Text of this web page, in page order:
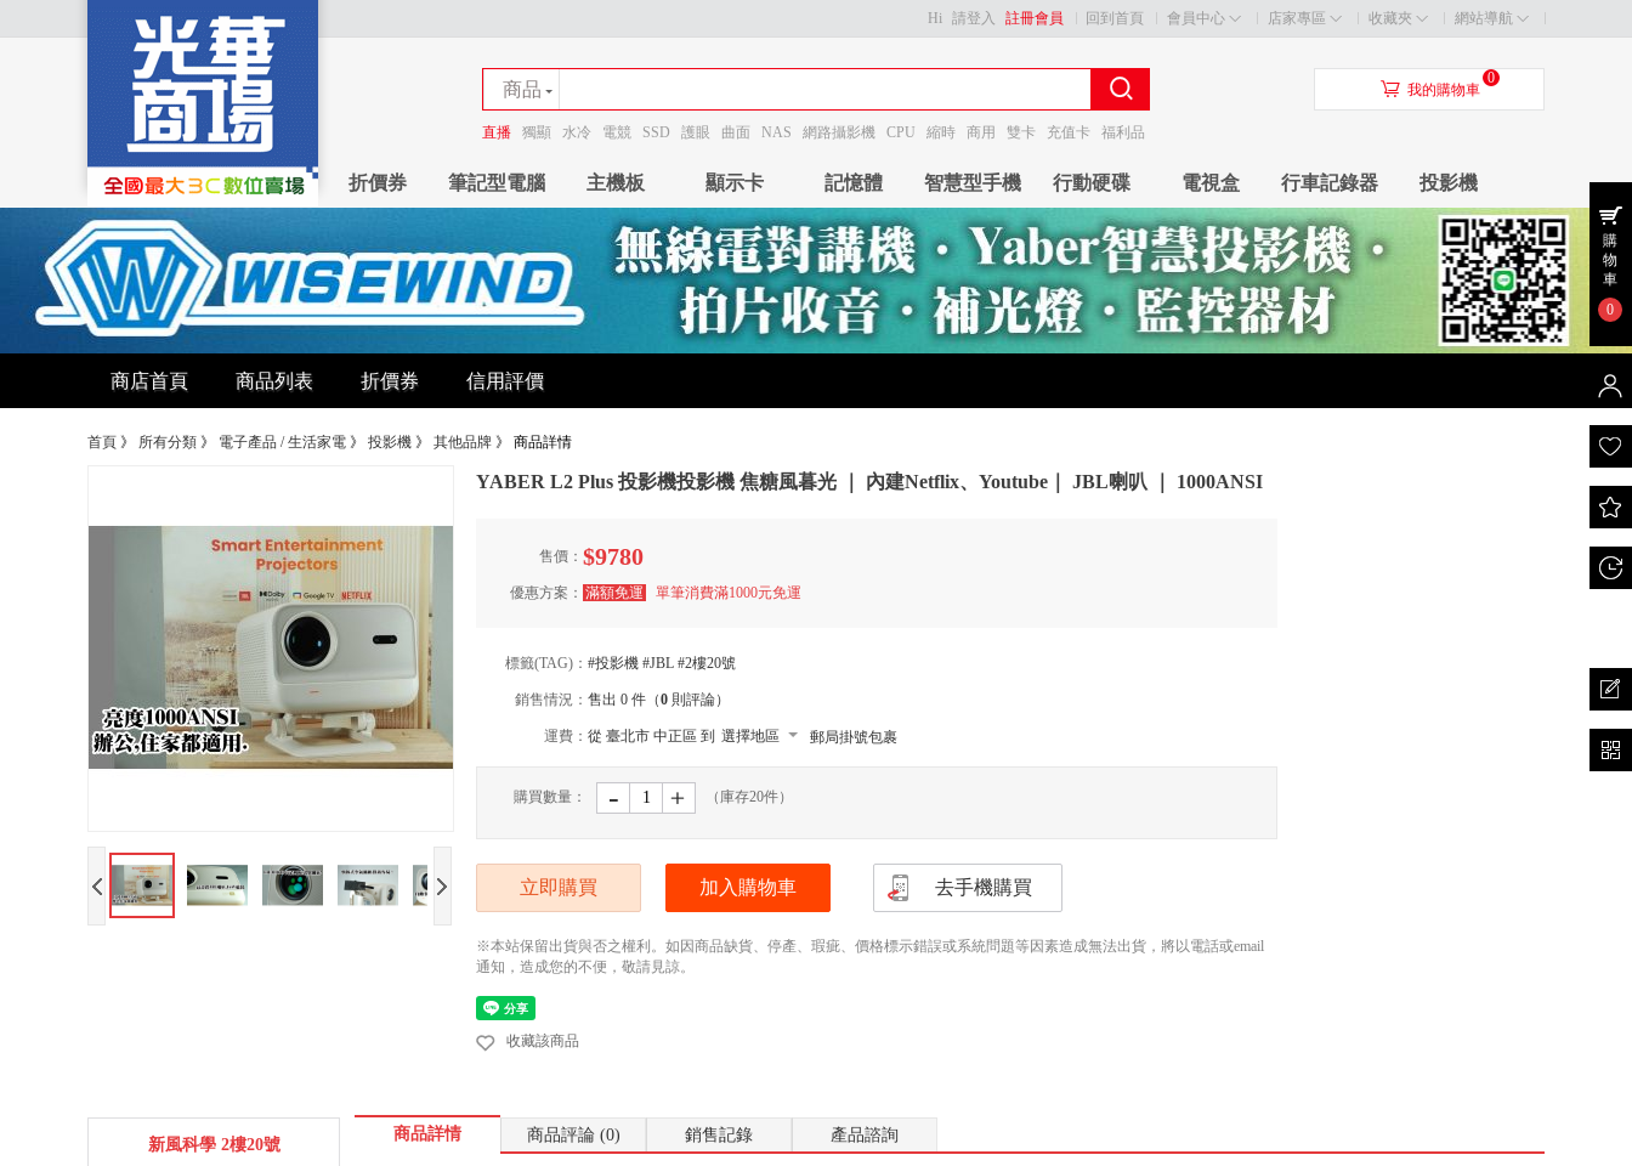
回到首頁 會員中心 店家專區 收藏夾 網站導航
Hi 請登入 註冊會員
商品
商店
直播 獨顯 水冷 電競 SSD 護眼 曲面 NAS 網路攝影機 CPU 縮時 商用 雙卡 充值卡 福利品
󰃦 我的購物車
0
折價券 筆記型電腦 主機板 顯示卡 記憶體 智慧型手機 行動硬碟 電視盒 行車記錄器 投影機
商店首頁 商品列表 折價券 信用評價
首頁 》 所有分類 》 電子產品 / 生活家電 》 投影機 》 其他品牌 》 商品詳情
YABER L2 Plus 投影機投影機 焦糖風暮光 ｜ 內建Netflix、Youtube｜ JBL喇叭 ｜ 1000ANSI
售價： $9780
優惠方案： 滿額免運 單筆消費滿1000元免運
標籤(TAG)： #投影機 #JBL #2樓20號
銷售情況： 售出 0 件（0 則評論）
運費： 從 臺北市 中正區 到 選擇地區 郵局掛號包裹
購買數量： - ﹢ （庫存20件）
立即購買 加入購物車 去手機購買
※本站保留出貨與否之權利。如因商品缺貨、停產、瑕疵、價格標示錯誤或系統問題等因素造成無法出貨，將以電話或email
通知，造成您的不便，敬請見諒。
收藏該商品
新風科學 2樓20號
商品詳情 商品評論 (0) 銷售記錄 產品諮詢
購
物
車
0